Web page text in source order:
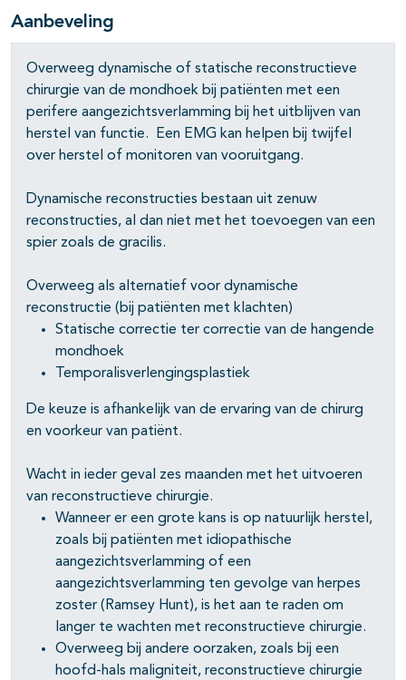
Aanbeveling
Overweeg dynamische of statische reconstructieve
chirurgie van de mondhoek bij patiënten met een
perifere aangezichtsverlamming bij het uitblijven van
herstel van functie. Een EMG kan helpen bij twijfel
over herstel of monitoren van vooruitgang.
Dynamische reconstructies bestaan uit zenuw
reconstructies, al dan niet met het toevoegen van een
spier zoals de gracilis.
Overweeg als alternatief voor dynamische
reconstructie (bij patiënten met klachten)
Statische correctie ter correctie van de hangende
mondhoek
Temporalisverlengingsplastiek
De keuze is afhankelijk van de ervaring van de chirurg
en voorkeur van patiënt.
Wacht in ieder geval zes maanden met het uitvoeren
van reconstructieve chirurgie.
Wanneer er een grote kans is op natuurlijk herstel,
zoals bij patiënten met idiopathische
aangezichtsverlamming of een
aangezichtsverlamming ten gevolge van herpes
zoster (Ramsey Hunt), is het aan te raden om
langer te wachten met reconstructieve chirurgie.
Overweeg bij andere oorzaken, zoals bij een
hoofd-hals maligniteit, reconstructieve chirurgie